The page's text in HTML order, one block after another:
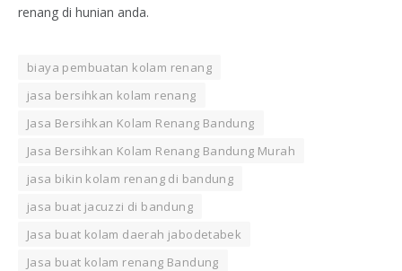
renang di hunian anda.
biaya pembuatan kolam renang
jasa bersihkan kolam renang
Jasa Bersihkan Kolam Renang Bandung
Jasa Bersihkan Kolam Renang Bandung Murah
jasa bikin kolam renang di bandung
jasa buat jacuzzi di bandung
Jasa buat kolam daerah jabodetabek
Jasa buat kolam renang Bandung